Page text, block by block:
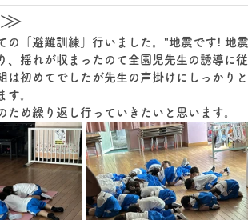
≫
の「避難訓練」行いました。"地震です! 地
、揺れが収まったのて全園児先生の誘導に
は初めてでしたが先生の声掛けにしっかり
す。
ため繰り返し行っていきたいと思います。